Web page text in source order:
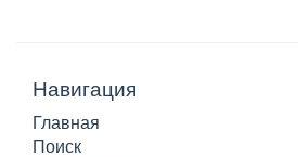
Навигация
Главная
Поиск